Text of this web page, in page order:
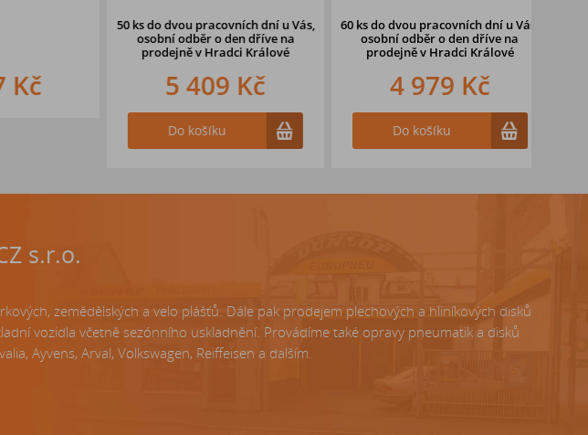
50 ks do dvou pracovních dní u Vás,
osobní odběr o den dřívena
prodejně v Hradci Králové
5 409 Kč
Do košíku
60 ks do dvou pracovních dní u Vás,
osobní odběr o den dřívena
prodejně v Hradci Králové
4 979 Kč
Do košíku
s.r.o.
zemědělských a velo plášťů. Dále pak prodejem plechových a hliníkových disků
vozidla včetně sezónního uskladnění. Provádíme také opravy pneumatik a disků
Ayvens, Arval, Volkswagen, Reiffeisen a dalším.